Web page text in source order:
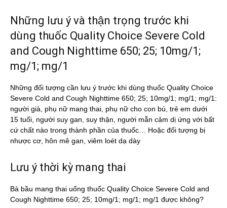
Những lưu ý và thận trọng trước khi
dùng thuốc Quality Choice Severe Cold
and Cough Nighttime 650; 25; 10mg/1;
mg/1; mg/1
Những đối tượng cần lưu ý trước khi dùng thuốc Quality Choice
Severe Cold and Cough Nighttime 650; 25; 10mg/1; mg/1; mg/1:
người già, phụ nữ mang thai, phụ nữ cho con bú, trẻ em dưới
15 tuổi, người suy gan, suy thận, người mẫn cảm dị ứng với bất
cứ chất nào trong thành phần của thuốc… Hoặc đối tượng bị
nhược cơ, hôn mê gan, viêm loét dạ dày
Lưu ý thời kỳ mang thai
Bà bầu mang thai uống thuốc Quality Choice Severe Cold and
Cough Nighttime 650; 25; 10mg/1; mg/1; mg/1 được không?